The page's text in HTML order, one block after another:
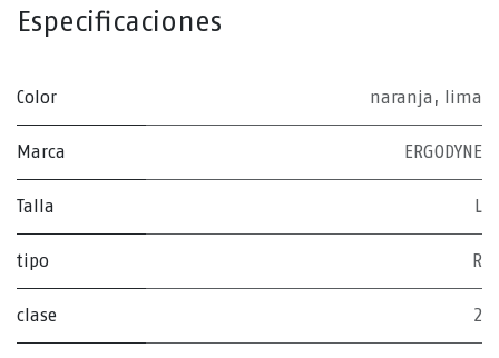
Especificaciones
Color naranja , lima
Marca ERGODYNE
Talla L
tipo R
clase 2